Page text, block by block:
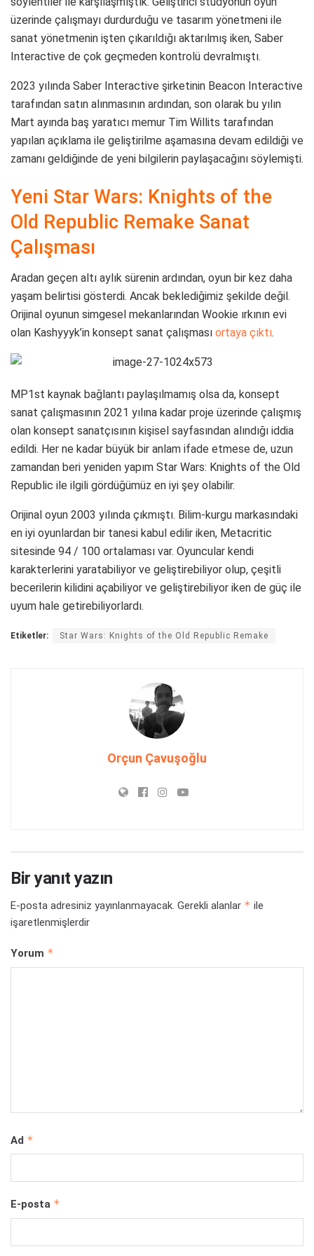
üzerinde çalışmayı durdurduğu ve tasarım yönetmeni ile
sanat yönetmenin işten çıkarıldığı aktarılmış iken, Saber
Interactive de çok geçmeden kontrolü devralmıştı.
2023 yılında Saber Interactive şirketinin Beacon Interactive
tarafından satın alınmasının ardından, son olarak bu yılın
Mart ayında baş yaratıcı memur Tim Willits tarafından
yapılan açıklama ile geliştirilme aşamasına devam edildiği ve
zamanı geldiğinde de yeni bilgilerin paylaşacağını söylemişti.
Yeni Star Wars: Knights of the
Old Republic Remake Sanat
Çalışması
Aradan geçen altı aylık sürenin ardından, oyun bir kez daha
yaşam belirtisi gösterdi. Ancak beklediğimiz şekilde değil.
Orijinal oyunun simgesel mekanlarından Wookie ırkının evi
olan Kashyyyk’in konsept sanat çalışması ortaya çıktı.
MP1st kaynak bağlantı paylaşılmamış olsa da, konsept
sanat çalışmasının 2021 yılına kadar proje üzerinde çalışmış
olan konsept sanatçısının kişisel sayfasından alındığı iddia
edildi. Her ne kadar büyük bir anlam ifade etmese de, uzun
zamandan beri yeniden yapım Star Wars: Knights of the Old
Republic ile ilgili gördüğümüz en iyi şey olabilir.
Orijinal oyun 2003 yılında çıkmıştı. Bilim-kurgu markasındaki
en iyi oyunlardan bir tanesi kabul edilir iken, Metacritic
sitesinde 94 / 100 ortalaması var. Oyuncular kendi
karakterlerini yaratabiliyor ve geliştirebiliyor olup, çeşitli
becerilerin kilidini açabiliyor ve geliştirebiliyor iken de güç ile
uyum hale getirebiliyorlardı.
Etiketler: Star Wars: Knights of the Old Republic Remake
Orçun Çavuşoğlu
Bir yanıt yazın
E-posta adresiniz yayınlanmayacak. Gerekli alanlar * ile
işaretlenmişlerdir
Yorum *
Ad *
E-posta *